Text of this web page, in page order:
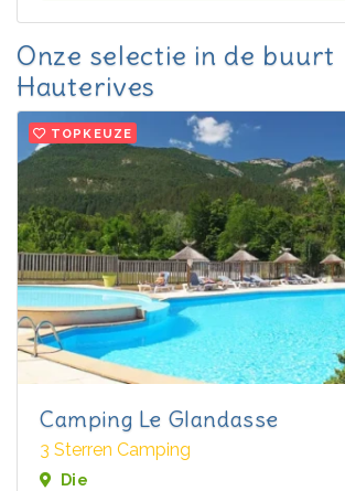
Onze selectie in de buurt
Hauterives
TOPKEUZE
Camping Le Glandasse
3 Sterren Camping
Die